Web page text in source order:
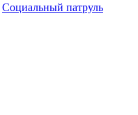
Социальный патруль